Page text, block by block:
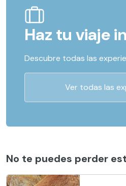
Haz tu viaje
Descubre todas las
Ver todas las
No te puedes perder